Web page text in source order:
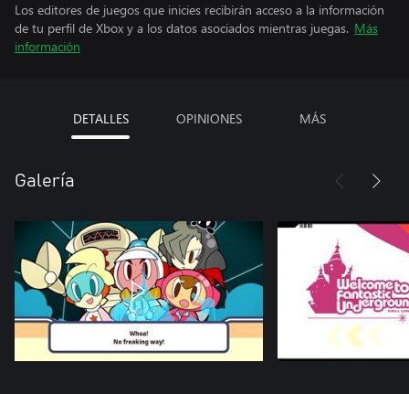
Los editores de juegos que inicies recibirán acceso a la información
de tu perfil de Xbox y a los datos asociados mientras juegas. Más
información
DETALLES OPINIONES MÁS
Galería